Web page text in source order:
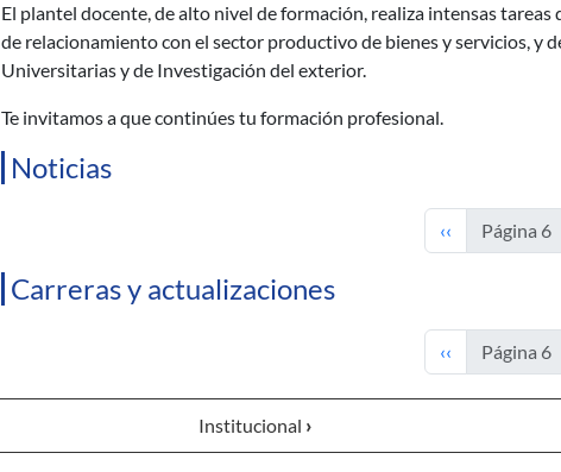
El plantel docente, de alto nivel de formación, realiza intensas
de relacionamiento con el sector productivo de bienes y servicios, y
Universitarias y de Investigación del exterior.
Te invitamos a que continúes tu formación profesional.
Noticias
Página anterior
‹‹ Página 6
Carreras y actualizaciones
Página anterior
‹‹ Página 6
Institucional ›